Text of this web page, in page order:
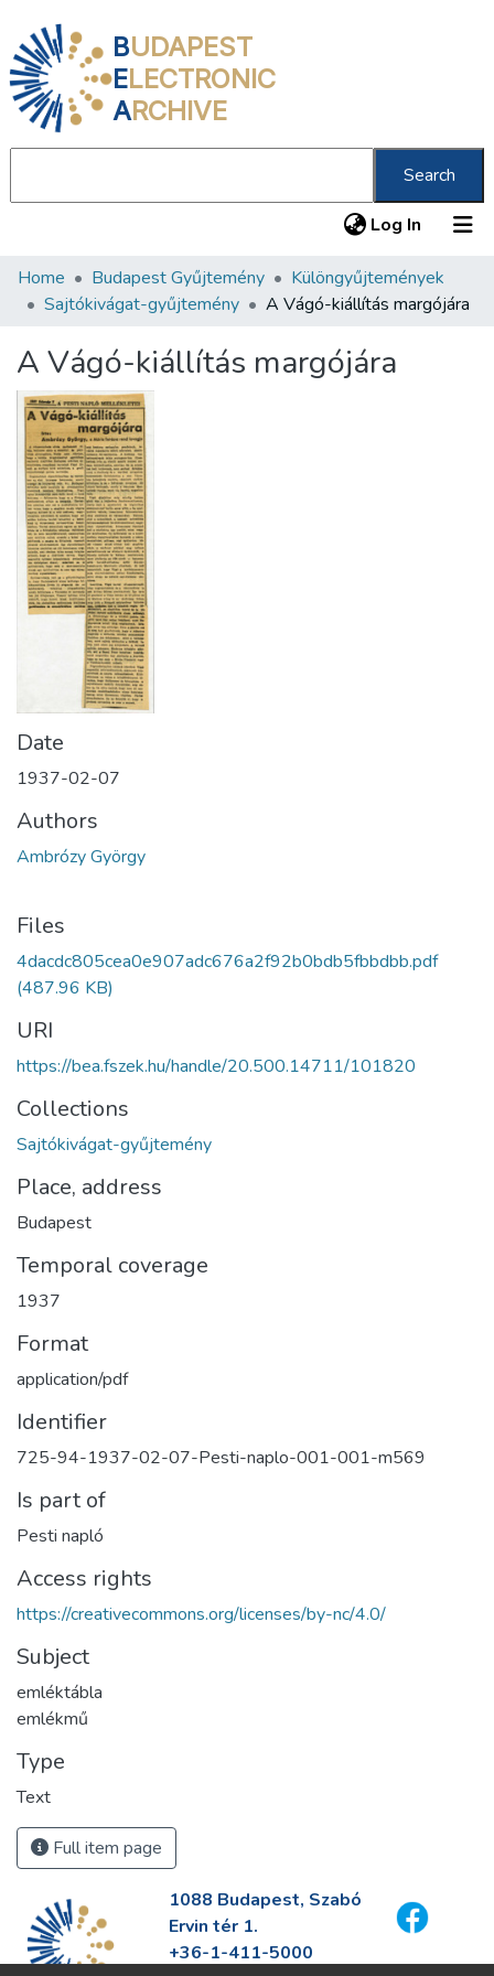
BUDAPEST
ELECTRONIC
ARCHIVE
Search
Log In (current)
Communities & Collections
Statistics
About us
Home Budapest Gyűjtemény
Különgyűjtemények
Sajtókivágat-gyűjtemény
A Vágó-kiállítás margójára
A Vágó-kiállítás margójára
Date
1937-02-07
Authors
Ambrózy György
Files
4dacdc805cea0e907adc676a2f92b0bdb5fbbdbb.pdf
(487.96 KB)
URI
https://bea.fszek.hu/handle/20.500.14711/101820
Collections
Sajtókivágat-gyűjtemény
Place, address
Budapest
Temporal coverage
1937
Format
application/pdf
Identifier
725-94-1937-02-07-Pesti-naplo-001-001-m569
Is part of
Pesti napló
Access rights
https://creativecommons.org/licenses/by-nc/4.0/
Subject
emléktábla
emlékmű
Type
Text
Full item page
1088 Budapest, Szabó
Ervin tér 1.
+36-1-411-5000